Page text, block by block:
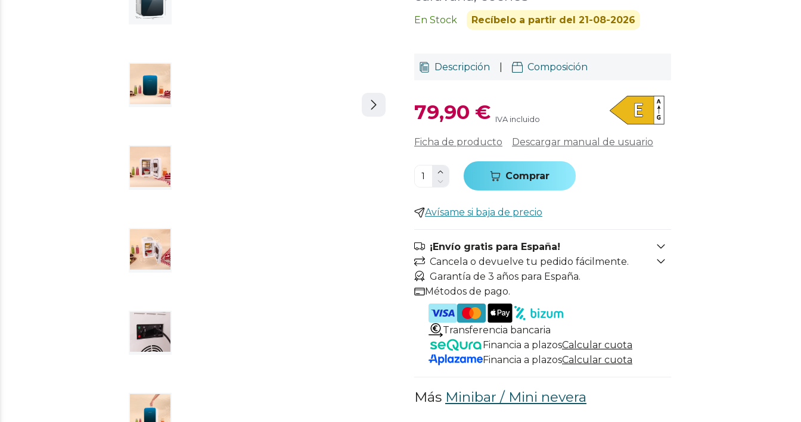
En Stock Recíbelo a partir del 21-08-2026
Descripción Composición
79,90 € IVA incluido
Ficha de producto Descargar manual de usuario
Comprar
Avísame si baja de precio
¡Envío gratis para España!
Cancela o devuelve tu pedido fácilmente.
Garantía de 3 años para España.
Métodos de pago.
Transferencia bancaria
Financia a plazosCalcular cuota
Financia a plazosCalcular cuota
Más Minibar / Mini nevera